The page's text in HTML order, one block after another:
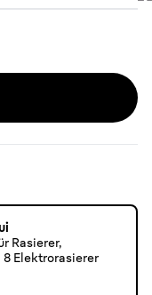
Rasierer,
Elektrorasierer